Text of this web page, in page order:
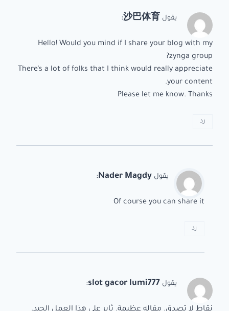
يقول 沙巴体育
:
Hello! Would you mind if I share your blog with my
zynga group?
There’s a lot of folks that I think would really appreciate
your content.
Please let me know. Thanks
رد
يقول Nader Magdy
:
Of course you can share it
رد
يقول slot gacor lumi777
: